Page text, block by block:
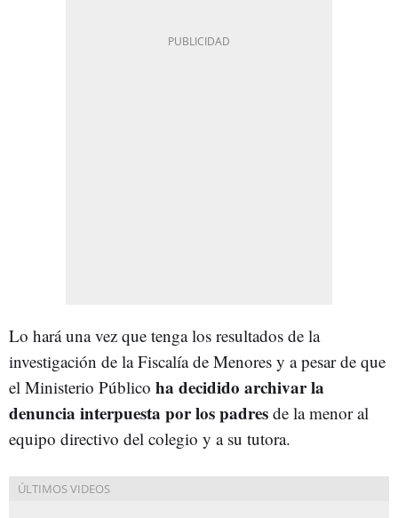
Lo hará una vez que tenga los resultados de la
investigación de la Fiscalía de Menores y a pesar de que
el Ministerio Público ha decidido archivar la
denuncia interpuesta por los padres de la menor al
equipo directivo del colegio y a su tutora.